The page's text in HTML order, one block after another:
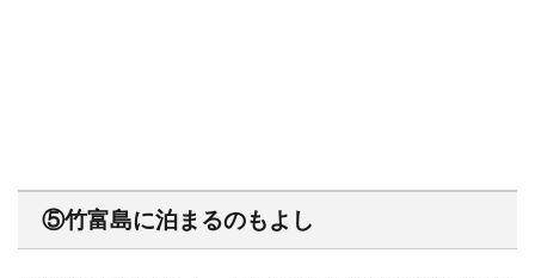
⑤竹富島に泊まるのもよし